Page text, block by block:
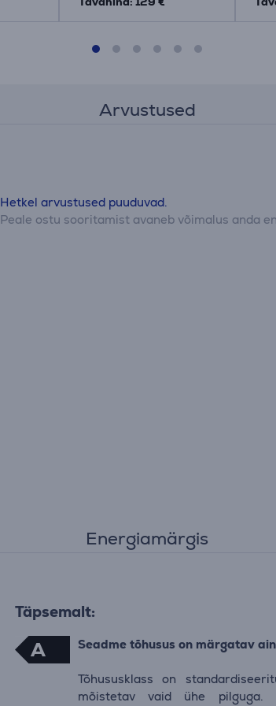
Arvustused
Hetkel arvustused puuduvad.
Peale ostu sooritamist avaneb võimalus anda
Energiamärgis
Täpsemalt:
A Seadme tõhusus on märgatav
Tõhususklass on
mõistetav vaid ühe pilguga.